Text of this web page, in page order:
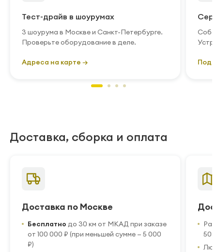
Тест-драйв в шоурумах
3 шоурума в Москве и Санкт-Петербурге.
Проверьте оборудование в деле.
Адреса на карте →
Доставка, сборка и оплата
Доставка по Москве
Бесплатно до 30 км от МКАД при заказе
от 100 000 ₽ (при меньшей сумме — 5 000
₽)
50